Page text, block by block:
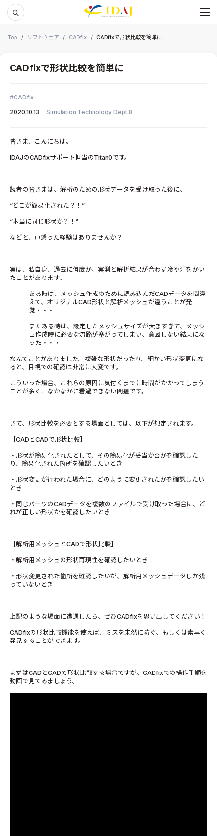
メ
Top ソフトウェア CADfix CADfixで形状比較を簡単に
CADfixで形状比較を簡単に
CADfix
2020.10.13
Simulation Technology Dept.8
皆さま、こんにちは。
IDAJのCADfixサポート担当のTitan0です。
読者の皆さまは、解析のための形状データを受け取った後に、
“どこが簡易化された？！”
“本当に同じ形状か？！”
などと、戸惑った経験はありませんか？
実は、私自身、過去に何度か、実測と解析結果が合わず冷や汗をかい
たことがあります。
ある時は、メッシュ作成のために読み込んだCADデータを間違
えて、オリジナルCAD形状と解析メッシュが違うことが発
覚・・・
またある時は、設定したメッシュサイズが大きすぎて、メッシ
ュ作成時に必要な流路が塞がってしまい、意図しない結果にな
った・・・
なんてことがありました。複雑な形状だったり、細かい形状変更にな
ると、目視での確認は非常に大変です。
こういった場合、これらの原因に気付くまでに時間がかかってしまう
ことが多く、なかなかに看過できない問題です。
さて、形状比較を必要とする場面としては、以下が想定されます。
【CADとCADで形状比較】
・形状が簡易化されたとして、その簡易化が妥当か否かを確認した
り、簡易化された箇所を確認したいとき
・形状変更が行われた場合に、どのように変更されたかを確認したい
とき
・同じパーツのCADデータを複数のファイルで受け取った場合に、ど
れが正しい形状かを確認したいとき
【解析用メッシュとCADで形状比較】
・解析用メッシュの形状再現性を確認したいとき
・形状変更された箇所を確認したいが、解析用メッシュデータしか残
っていないとき
上記のような場面に遭遇したら、ぜひCADfixを思い出してください！
CADfixの形状比較機能を使えば、ミスを未然に防ぐ、もしくは素早く
発見することができます。
まずはCADとCADで形状比較する場合ですが、CADfixでの操作手順を
動画で見てみましょう。